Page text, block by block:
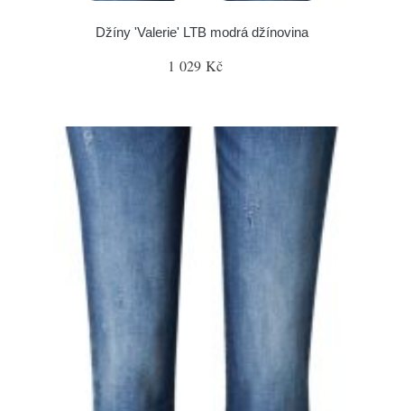
Džíny 'Valerie' LTB modrá džínovina
1 029 Kč